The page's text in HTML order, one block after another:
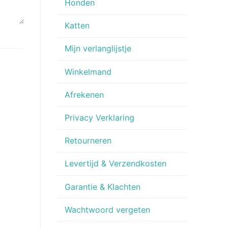
Honden
Katten
Mijn verlanglijstje
Winkelmand
Afrekenen
Privacy Verklaring
Retourneren
Levertijd & Verzendkosten
Garantie & Klachten
Wachtwoord vergeten